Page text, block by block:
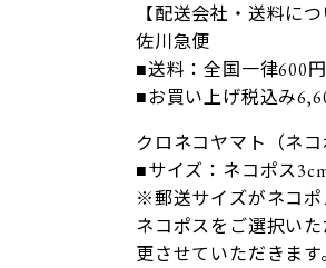
【配送会社・送料につ
佐川急便
■送料：全国一律600円
■お買い上げ税込み
クロネコヤマト（ネコ
■サイズ：ネコポス
※郵送サイズがネコポ
ネコポスをご選択い
更させていただきます